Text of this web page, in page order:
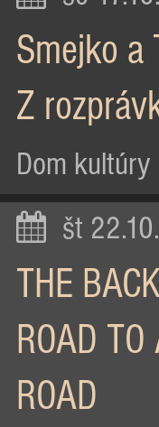
Smejko a
Z
Dom kultúry
št
THE
ROAD TO
ROAD